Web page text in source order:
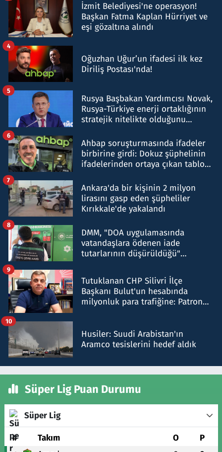
İzmit Belediyesi'ne operasyon!
Başkan Fatma Kaplan Hürriyet ve
eşi gözaltına alındı
Oğuzhan Uğur’un ifadesi ilk kez
Diriliş Postası'nda!
4
Rusya Başbakan Yardımcısı Novak,
Rusya-Türkiye enerji ortaklığının
stratejik nitelikte olduğunu
5
Ahbap soruşturmasında ifadeler
birbirine girdi: Dokuz şüphelinin
ifadelerinden ortaya çıkan tablo
6
Ankara'da bir kişinin 2 milyon
lirasını gasp eden şüpheliler
Kırıkkale'de yakalandı
7
DMM, "DOA uygulamasında
vatandaşlara ödenen iade
tutarlarının düşürüldüğü"
8
Tutuklanan CHP Silivri İlçe
Başkanı Bulut'un hesabında
milyonluk para trafiğine: Patron
9
Husiler: Suudi Arabistan'ın
Aramco tesislerini hedef aldık
10
Süper Lig Puan Durumu
Süper Lig
# Takım O P